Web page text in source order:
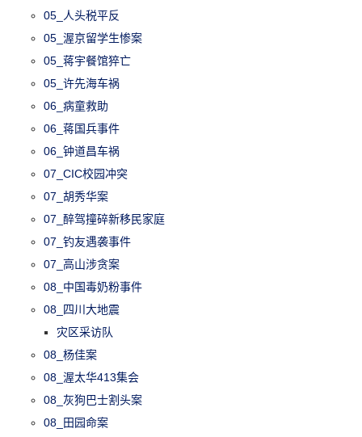
05_人头税平反
05_渥京留学生惨案
05_蒋宇餐馆猝亡
05_许先海车祸
06_病童救助
06_蒋国兵事件
06_钟道昌车祸
07_CIC校园冲突
07_胡秀华案
07_醉驾撞碎新移民家庭
07_钓友遇袭事件
07_高山涉贪案
08_中国毒奶粉事件
08_四川大地震
灾区采访队
08_杨佳案
08_渥太华413集会
08_灰狗巴士割头案
08_田园命案